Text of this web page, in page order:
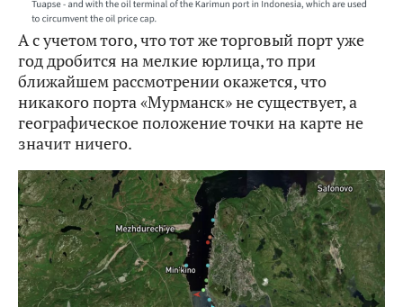
А с учетом того, что тот же торговый порт уже
год дробится на мелкие юрлица, то при
ближайшем рассмотрении окажется, что
никакого порта «Мурманск» не существует, а
географическое положение точки на карте не
значит ничего.